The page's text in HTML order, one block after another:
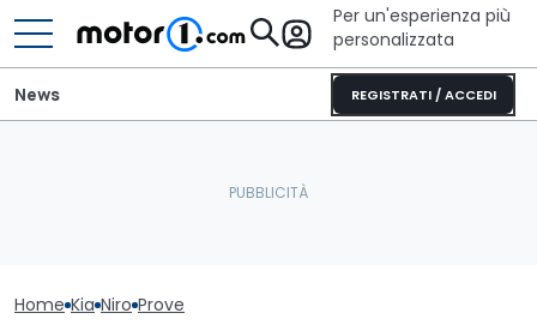
Per un'esperienza più
personalizzata
REGISTRATI / ACCEDI
News
Home Kia Niro Prove